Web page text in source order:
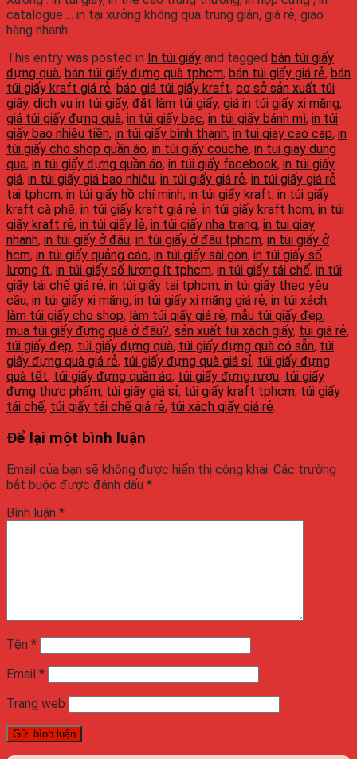
catalogue ... in tại xưởng không qua trung gián, giá rẻ, giao
hàng nhanh
This entry was posted in In túi giấy and tagged bán túi giấy
đựng quà, bán túi giấy đựng quà tphcm, bán túi giấy giá rẻ, bán
túi giấy kraft giá rẻ, báo giá túi giấy kraft, cơ sở sản xuất túi
giấy, dịch vụ in túi giấy, đặt làm túi giấy, giá in túi giấy xi măng,
giá túi giấy đựng quà, in túi giấy bạc, in túi giấy bánh mì, in túi
giấy bao nhiêu tiền, in túi giấy bình thạnh, in tui giay cao cap, in
túi giấy cho shop quần áo, in túi giấy couche, in tui giay dung
qua, in túi giấy đựng quần áo, in túi giấy facebook, in túi giấy
giá, in túi giấy giá bao nhiêu, in túi giấy giá rẻ, in túi giấy giá rẻ
tại tphcm, in túi giấy hồ chí minh, in túi giấy kraft, in túi giấy
kraft cà phê, in túi giấy kraft giá rẻ, in túi giấy kraft hcm, in túi
giấy kraft rẻ, in túi giấy lẻ, in túi giấy nha trang, in tui giay
nhanh, in túi giấy ở đâu, in túi giấy ở đâu tphcm, in túi giấy ở
hcm, in túi giấy quảng cáo, in túi giấy sài gòn, in túi giấy số
lượng ít, in túi giấy số lượng ít tphcm, in túi giấy tái chế, in túi
giấy tái chế giá rẻ, in túi giấy tại tphcm, in túi giấy theo yêu
cầu, in túi giấy xi măng, in túi giấy xi măng giá rẻ, in túi xách,
làm túi giấy cho shop, làm túi giấy giá rẻ, mẫu túi giấy đẹp,
mua túi giấy đựng quà ở đâu?, sản xuất túi xách giấy, túi giá rẻ,
túi giấy đẹp, túi giấy đựng quà, túi giấy đựng quà có sẵn, túi
giấy đựng quà giá rẻ, túi giấy đựng quà giá sỉ, túi giấy đựng
quà tết, túi giấy đựng quần áo, túi giấy đựng rượu, túi giấy
đựng thực phẩm, túi giấy giá sỉ, túi giấy kraft tphcm, túi giấy
tái chế, túi giấy tái chế giá rẻ, túi xách giấy giá rẻ.
Để lại một bình luận
Email của bạn sẽ không được hiển thị công khai. Các trường
bắt buộc được đánh dấu *
Bình luận *
Tên *
Email *
Trang web